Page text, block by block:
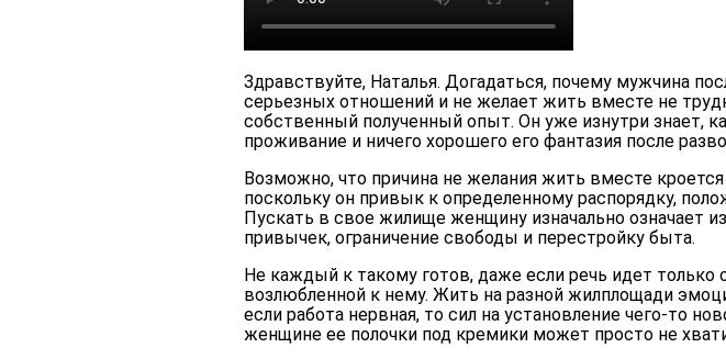
Здравствуйте, Наталья. Догадаться, почему мужчина
серьезных отношений и не желает жить вместе не
собственный полученный опыт. Он уже изнутри знает,
проживание и ничего хорошего его фантазия после
Возможно, что причина не желания жить вместе
поскольку он привык к определенному распорядку,
Пускать в свое жилище женщину изначально означает
привычек, ограничение свободы и перестройку быта.
Не каждый к такому готов, даже если речь идет только
возлюбленной к нему. Жить на разной жилплощади
если работа нервная, то сил на установление чего-то
женщине ее полочки под кремики может просто не